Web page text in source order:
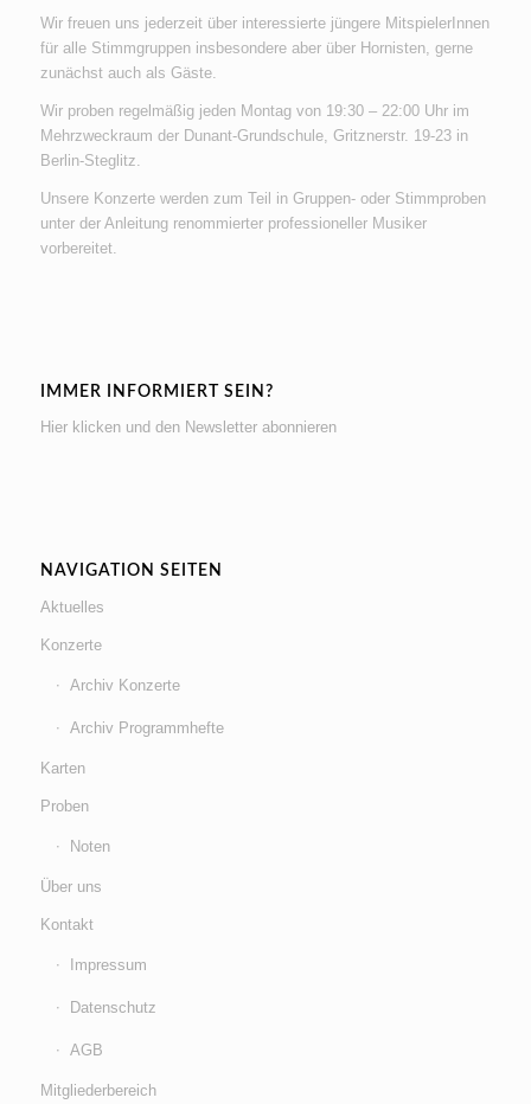
Wir freuen uns jederzeit über interessierte jüngere MitspielerInnen
für alle Stimmgruppen insbesondere aber über Hornisten, gerne
zunächst auch als Gäste.
Wir proben regelmäßig jeden Montag von 19:30 – 22:00 Uhr im
Mehrzweckraum der Dunant-Grundschule, Gritznerstr. 19-23 in
Berlin-Steglitz.
Unsere Konzerte werden zum Teil in Gruppen- oder Stimmproben
unter der Anleitung renommierter professioneller Musiker
vorbereitet.
IMMER INFORMIERT SEIN?
Hier klicken und den Newsletter abonnieren
NAVIGATION SEITEN
Aktuelles
Konzerte
Archiv Konzerte
Archiv Programmhefte
Karten
Proben
Noten
Über uns
Kontakt
Impressum
Datenschutz
AGB
Mitgliederbereich